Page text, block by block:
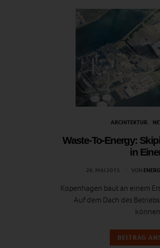
ARCHITEKTUR
Waste-To-Energy:
in
26. MAI 2015 VON
Kopenhagen baut an einem
Auf dem Dach des
BEITRAG